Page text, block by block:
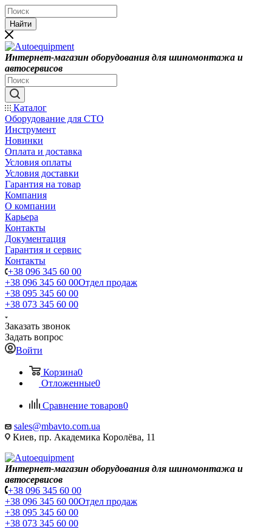
Найти
Интернет-магазин оборудования для шиномонтажа и
автосервисов
Каталог
Оборудование для СТО
Инструмент
Новинки
Оплата и доставка
Условия оплаты
Условия доставки
Гарантия на товар
Компания
О компании
Карьера
Контакты
Документация
Гарантия и сервис
Контакты
+38 096 345 60 00
+38 096 345 60 00Отдел продаж
+38 095 345 60 00
+38 073 345 60 00
Заказать звонок
Задать вопрос
Войти
Корзина0
Отложенные0
Сравнение товаров0
sales@mbavto.com.ua
Киев, пр. Академика Королёва, 11
Интернет-магазин оборудования для шиномонтажа и
автосервисов
+38 096 345 60 00
+38 096 345 60 00Отдел продаж
+38 095 345 60 00
+38 073 345 60 00